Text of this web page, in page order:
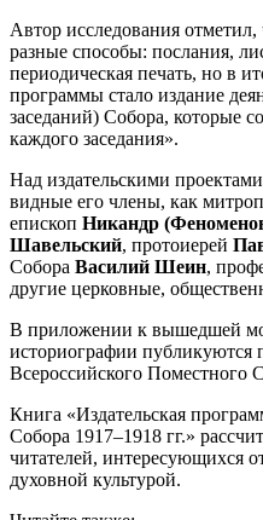
Автор исследования
разные способы: послания,
периодическая печать, но в
программы стало издание
заседаний) Собора, которые
каждого заседания».
Над издательскими
видные его члены, как
епископ Никандр
Шавельский, протоиерей
Собора Василий Шеин,
другие церковные,
В приложении к вышедшей
историографии публикуются
Всероссийского Поместного
Книга «Издательская
Собора 1917–1918 гг.»
читателей, интересующихся
духовной культурой.